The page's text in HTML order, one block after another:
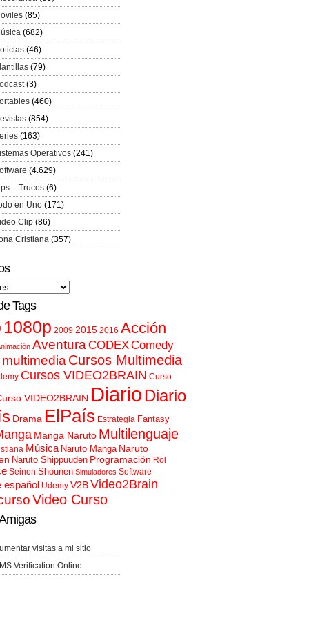
(85)
(682)
(46)
(79)
(3)
(460)
(854)
(163)
Operativos (241)
(4.629)
– Trucos (6)
en Uno (171)
Clip (86)
Cristiana (357)
Tags
1080p 2009 2015 2016 Acción
AventuraCODEXComedy
Cursos Multimedia
Cursos VIDEO2BRAIN Curso
VIDEO2BRAIN Diario Diario
Drama ElPaís Estrategia Fantasy
Manga Naruto Multilenguaje
Música Naruto Manga Naruto
Naruto Shippuuden Programación Rol
Seinen Shounen Simuladores Software
español Udemy V2BVideo2Brain
Video Curso
visitas a mi sitio
Verification Online